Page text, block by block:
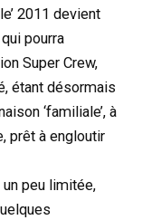
2011 devient
pourra
Super Crew,
étant désormais
‘familiale’, à
prêt à engloutir
peu limitée,